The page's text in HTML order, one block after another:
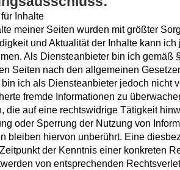
Inhalte
meiner Seiten wurden mit größter
und Aktualität der Inhalte kann
Als Diensteanbieter bin ich gemäß
Seiten nach den allgemeinen
bin ich als Diensteanbieter jedoch nicht
fremde Informationen zu
die auf eine rechtswidrige Tätigkeit
oder Sperrung der Nutzung von
bleiben hiervon unberührt. Eine
der Kenntnis einer konkreten
von entsprechenden